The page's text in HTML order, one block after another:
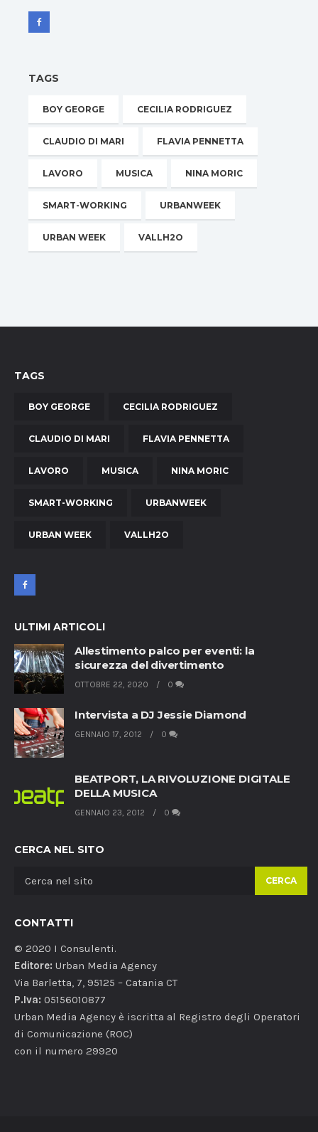
TAGS
BOY GEORGE CECILIA RODRIGUEZ
CLAUDIO DI MARI FLAVIA PENNETTA
LAVORO MUSICA NINA MORIC
SMART-WORKING URBANWEEK
URBAN WEEK VALLH2O
TAGS
BOY GEORGE CECILIA RODRIGUEZ
CLAUDIO DI MARI FLAVIA PENNETTA
LAVORO MUSICA NINA MORIC
SMART-WORKING URBANWEEK
URBAN WEEK VALLH2O
ULTIMI ARTICOLI
Allestimento palco per eventi: la
sicurezza del divertimento
OTTOBRE 22, 2020 0
Intervista a DJ Jessie Diamond
GENNAIO 17, 2012 0
BEATPORT, LA RIVOLUZIONE DIGITALE
DELLA MUSICA
GENNAIO 23, 2012 0
CERCA NEL SITO
CERCA
CONTATTI
© 2020 I Consulenti.
Editore: Urban Media Agency
Via Barletta, 7, 95125 – Catania CT
P.Iva: 05156010877
Urban Media Agency è iscritta al Registro degli Operatori
di Comunicazione (ROC)
con il numero 29920